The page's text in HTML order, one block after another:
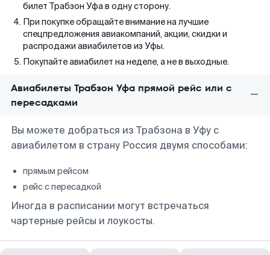
билет Трабзон Уфа в одну сторону.
При покупке обращайте внимание на лучшие
спецпредложения авиакомпаний, акции, скидки и
распродажи авиабилетов из Уфы.
Покупайте авиабилет на неделе, а не в выходные.
Авиабилеты Трабзон Уфа прямой рейс или с
пересадками
Вы можете добраться из Трабзона в Уфу с
авиабилетом в страну Россия двумя способами:
прямым рейсом
рейс с пересадкой
Иногда в расписании могут встречаться
чартерные рейсы и лоукосты.